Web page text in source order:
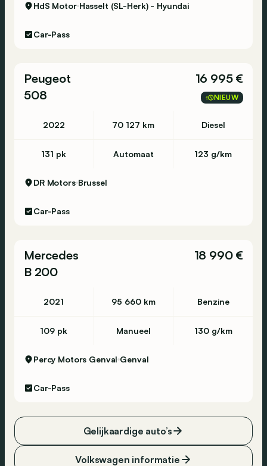
HdS Motor Hasselt (SL-Herk) - Hyundai
Car-Pass
Peugeot
508
16 995 €
NIEUW
2022 70 127 km Diesel
131 pk Automaat 123 g/km
DR Motors Brussel
Car-Pass
Mercedes
B 200
18 990 €
2021 95 660 km Benzine
109 pk Manueel 130 g/km
Percy Motors Genval Genval
Car-Pass
Volkswagen informatie
Gelijkaardige auto’s